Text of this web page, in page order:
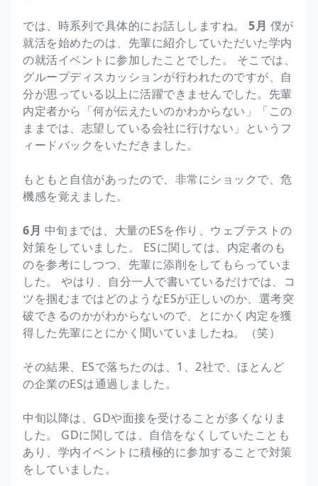
では、時系列で具体的にお話ししますね。 5月 僕が
就活を始めたのは、先輩に紹介していただいた学内
の就活イベントに参加したことでした。 そこでは、
グループディスカッションが行われたのですが、自
分が思っている以上に活躍できませんでした。先輩
内定者から「何が伝えたいのかわからない」「この
ままでは、志望している会社に行けない」というフ
ィードバックをいただきました。
もともと自信があったので、非常にショックで、危
機感を覚えました。
6月 中旬までは、大量のESを作り、ウェブテストの
対策をしていました。 ESに関しては、内定者のも
のを参考にしつつ、先輩に添削をしてもらっていま
した。 やはり、自分一人で書いているだけでは、コ
ツを掴むまではどのようなESが正しいのか、選考突
破できるのかがわからないので、とにかく内定を獲
得した先輩にとにかく聞いていましたね。（笑）
その結果、ESで落ちたのは、1、2社で、ほとんど
の企業のESは通過しました。
中旬以降は、GDや面接を受けることが多くなりま
した。 GDに関しては、自信をなくしていたことも
あり、学内イベントに積極的に参加することで対策
をしていました。